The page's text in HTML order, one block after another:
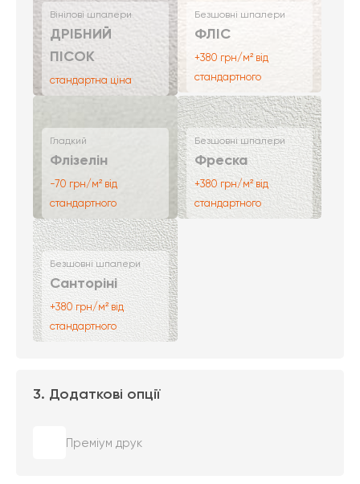
Вінілові шпалери
ДРІБНИЙ
ПІСОК
стандартна ціна
Безшовні шпалери
ФЛІС
+380 грн/м² від
стандартного
Гладкий
Флізелін
-70 грн/м² від
стандартного
Безшовні шпалери
Фреска
+380 грн/м² від
стандартного
Безшовні шпалери
Санторіні
+380 грн/м² від
стандартного
3. Додаткові опції
Преміум друк